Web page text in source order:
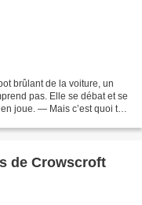
brûlant de la voiture, un
pas. Elle se débat et se
joue. — Mais c’est quoi ton
de Crowscroft